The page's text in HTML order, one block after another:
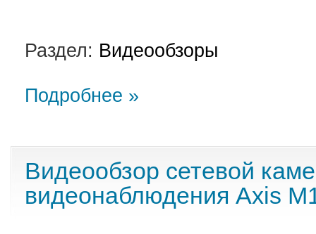
Раздел: Видеообзоры
Подробнее »
Видеообзор сетевой
видеонаблюдения Axis